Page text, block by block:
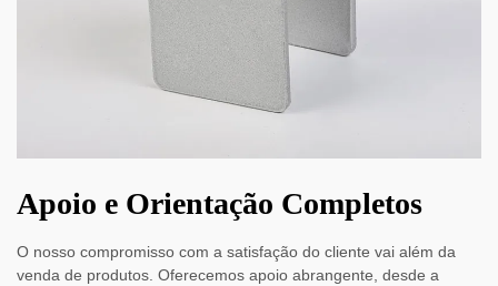
Apoio e Orientação Completos
O nosso compromisso com a satisfação do cliente vai além da
venda de produtos. Oferecemos apoio abrangente, desde a